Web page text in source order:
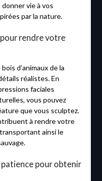
vie à vos
par la nature.
rendre votre
d’animaux de la
réalistes. En
faciales
vous pouvez
que vous sculptez.
à rendre votre
ainsi le
pour obtenir